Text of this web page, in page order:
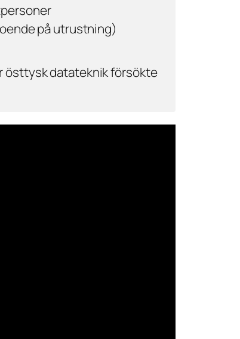
på utrustning)
östtysk datateknik försökte